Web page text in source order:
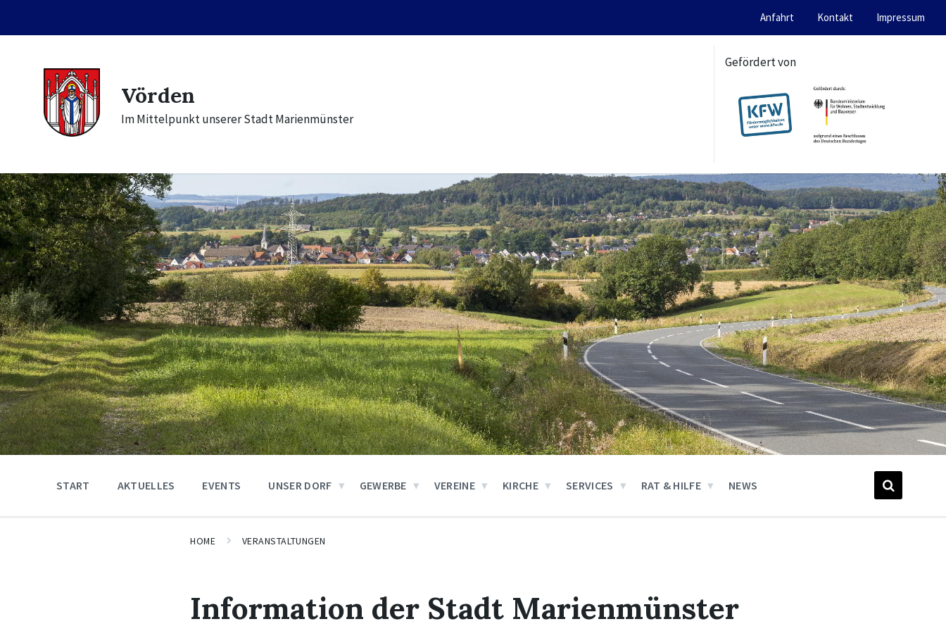
content
main
footer
Anfahrt Kontakt Impressum
Vörden
Im Mittelpunkt unserer Stadt Marienmünster
Gefördert von
START AKTUELLES EVENTS UNSER DORF GEWERBE VEREINE KIRCHE SERVICES RAT & HILFE NEWS
HOME VERANSTALTUNGEN
Information der Stadt Marienmünster